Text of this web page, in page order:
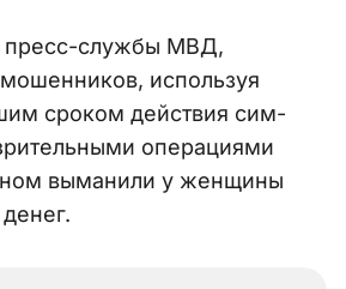
пресс-службы МВД,
используя
сроком действия сим-
операциями
выманили у женщины